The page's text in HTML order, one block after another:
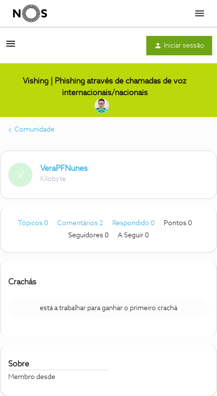
Menu
Iniciar sessão
Vishing | Phishing através de chamadas de voz
internacionais/nacionais
Comunidade
V
VeraPFNunes
Kilobyte
Tópicos 0 Comentários 2 Respondido 0
Pontos 0
Seguidores 0 A Seguir 0
Crachás
está a trabalhar para ganhar o primeiro crachá
Sobre
Membro desde